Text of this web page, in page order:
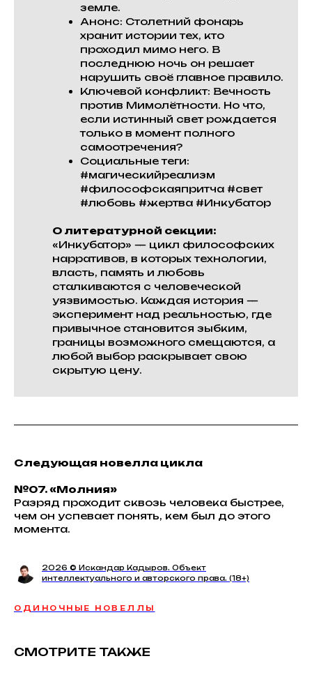
земле.
Анонс: Столетний фонарь
хранит истории тех, кто
проходил мимо него. В
последнюю ночь он решает
нарушить своё главное правило.
Ключевой конфликт: Вечность
против Мимолётности. Но что,
если истинный свет рождается
только в момент полного
самоотречения?
Социальные теги:
#магическийреализм
#философскаяпритча #свет
#любовь #жертва #Инкубатор
О литературной секции:
«Инкубатор» — цикл философских
нарративов, в которых технологии,
власть, память и любовь
сталкиваются с человеческой
уязвимостью. Каждая история —
эксперимент над реальностью, где
привычное становится зыбким,
границы возможного смещаются, а
любой выбор раскрывает свою
скрытую цену.
Следующая новелла цикла
№07. «Молния»
Разряд проходит сквозь человека быстрее,
чем он успевает понять, кем был до этого
момента.
2026 © Искандар Кадыров. Объект
интеллектуального и авторского права. (18+)
ОДИНОЧНЫЕ НОВЕЛЛЫ
СМОТРИТЕ ТАКЖЕ